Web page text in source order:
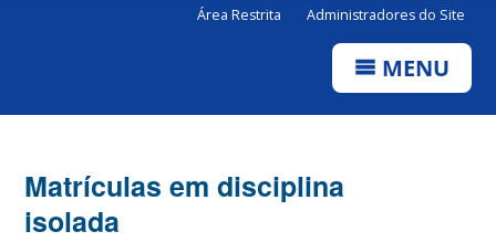
Área Restrita Administradores do Site
MENU
Matrículas em disciplina
isolada